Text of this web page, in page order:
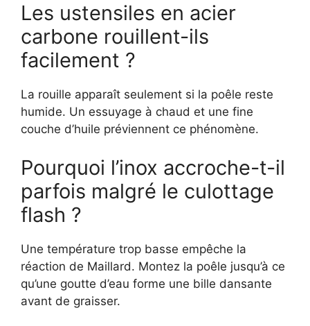
Les ustensiles en acier
carbone rouillent-ils
facilement ?
La rouille apparaît seulement si la poêle reste
humide. Un essuyage à chaud et une fine
couche d’huile préviennent ce phénomène.
Pourquoi l’inox accroche-t-il
parfois malgré le culottage
flash ?
Une température trop basse empêche la
réaction de Maillard. Montez la poêle jusqu’à ce
qu’une goutte d’eau forme une bille dansante
avant de graisser.